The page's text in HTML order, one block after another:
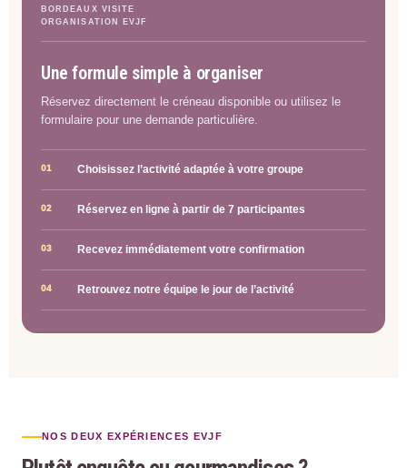
BORDEAUX VISITE
ORGANISATION EVJF
Une formule simple à organiser
Réservez directement le créneau disponible ou utilisez le
formulaire pour une demande particulière.
01 Choisissez l’activité adaptée à votre groupe
02 Réservez en ligne à partir de 7 participantes
03 Recevez immédiatement votre confirmation
04 Retrouvez notre équipe le jour de l’activité
NOS DEUX EXPÉRIENCES EVJF